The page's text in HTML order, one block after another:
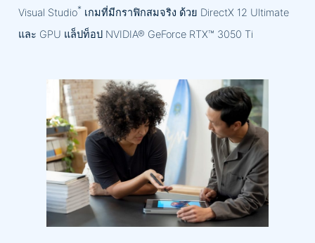
Visual Studio* เกมที่มีกราฟิกสมจริง ด้วย DirectX 12 Ultimate
และ GPU แล็ปท็อป NVIDIA® GeForce RTX™ 3050 Ti